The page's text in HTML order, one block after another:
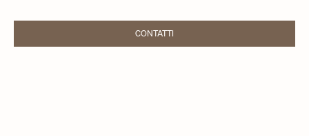
CONTATTILINK OPENS IN NEW TAB